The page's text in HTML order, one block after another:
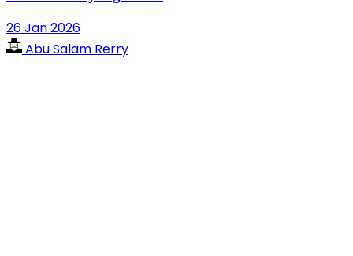
26 Jan 2026
Abu Salam Rerry